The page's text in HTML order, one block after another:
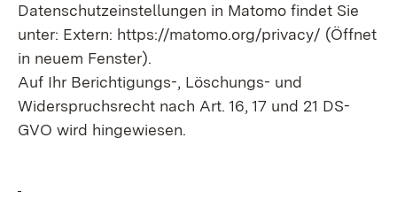
Datenschutzeinstellungen in Matomo findet Sie
unter: Extern: https://matomo.org/privacy/ (Öffnet
in neuem Fenster).
Auf Ihr Berichtigungs-, Löschungs- und
Widerspruchsrecht nach Art. 16, 17 und 21 DS-
GVO wird hingewiesen.